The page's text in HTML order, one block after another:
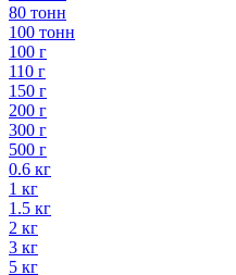
80 тонн
100 тонн
100 г
110 г
150 г
200 г
300 г
500 г
0.6 кг
1 кг
1.5 кг
2 кг
3 кг
5 кг